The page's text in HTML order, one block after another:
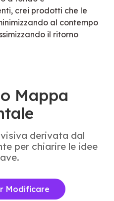
crei prodotti che le
al contempo
il ritorno
Mappa
derivata dal
per chiarire le idee
Modificare